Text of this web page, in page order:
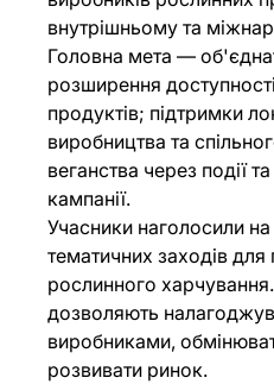
внутрішньому та
Головна мета —
розширення
продуктів; підтримки
виробництва та
веганства через події
кампанії.
Учасники наголосили
тематичних заходів для
рослинного харчування.
дозволяють
виробниками,
розвивати ринок.